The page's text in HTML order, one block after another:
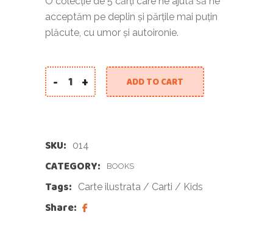
acceptăm pe deplin și părțile mai puțin
plăcute, cu umor și autoironie.
- + ADD TO CART
SKU: 014
CATEGORY: BOOKS
Tags: Carte ilustrata / Carti / Kids
Share: